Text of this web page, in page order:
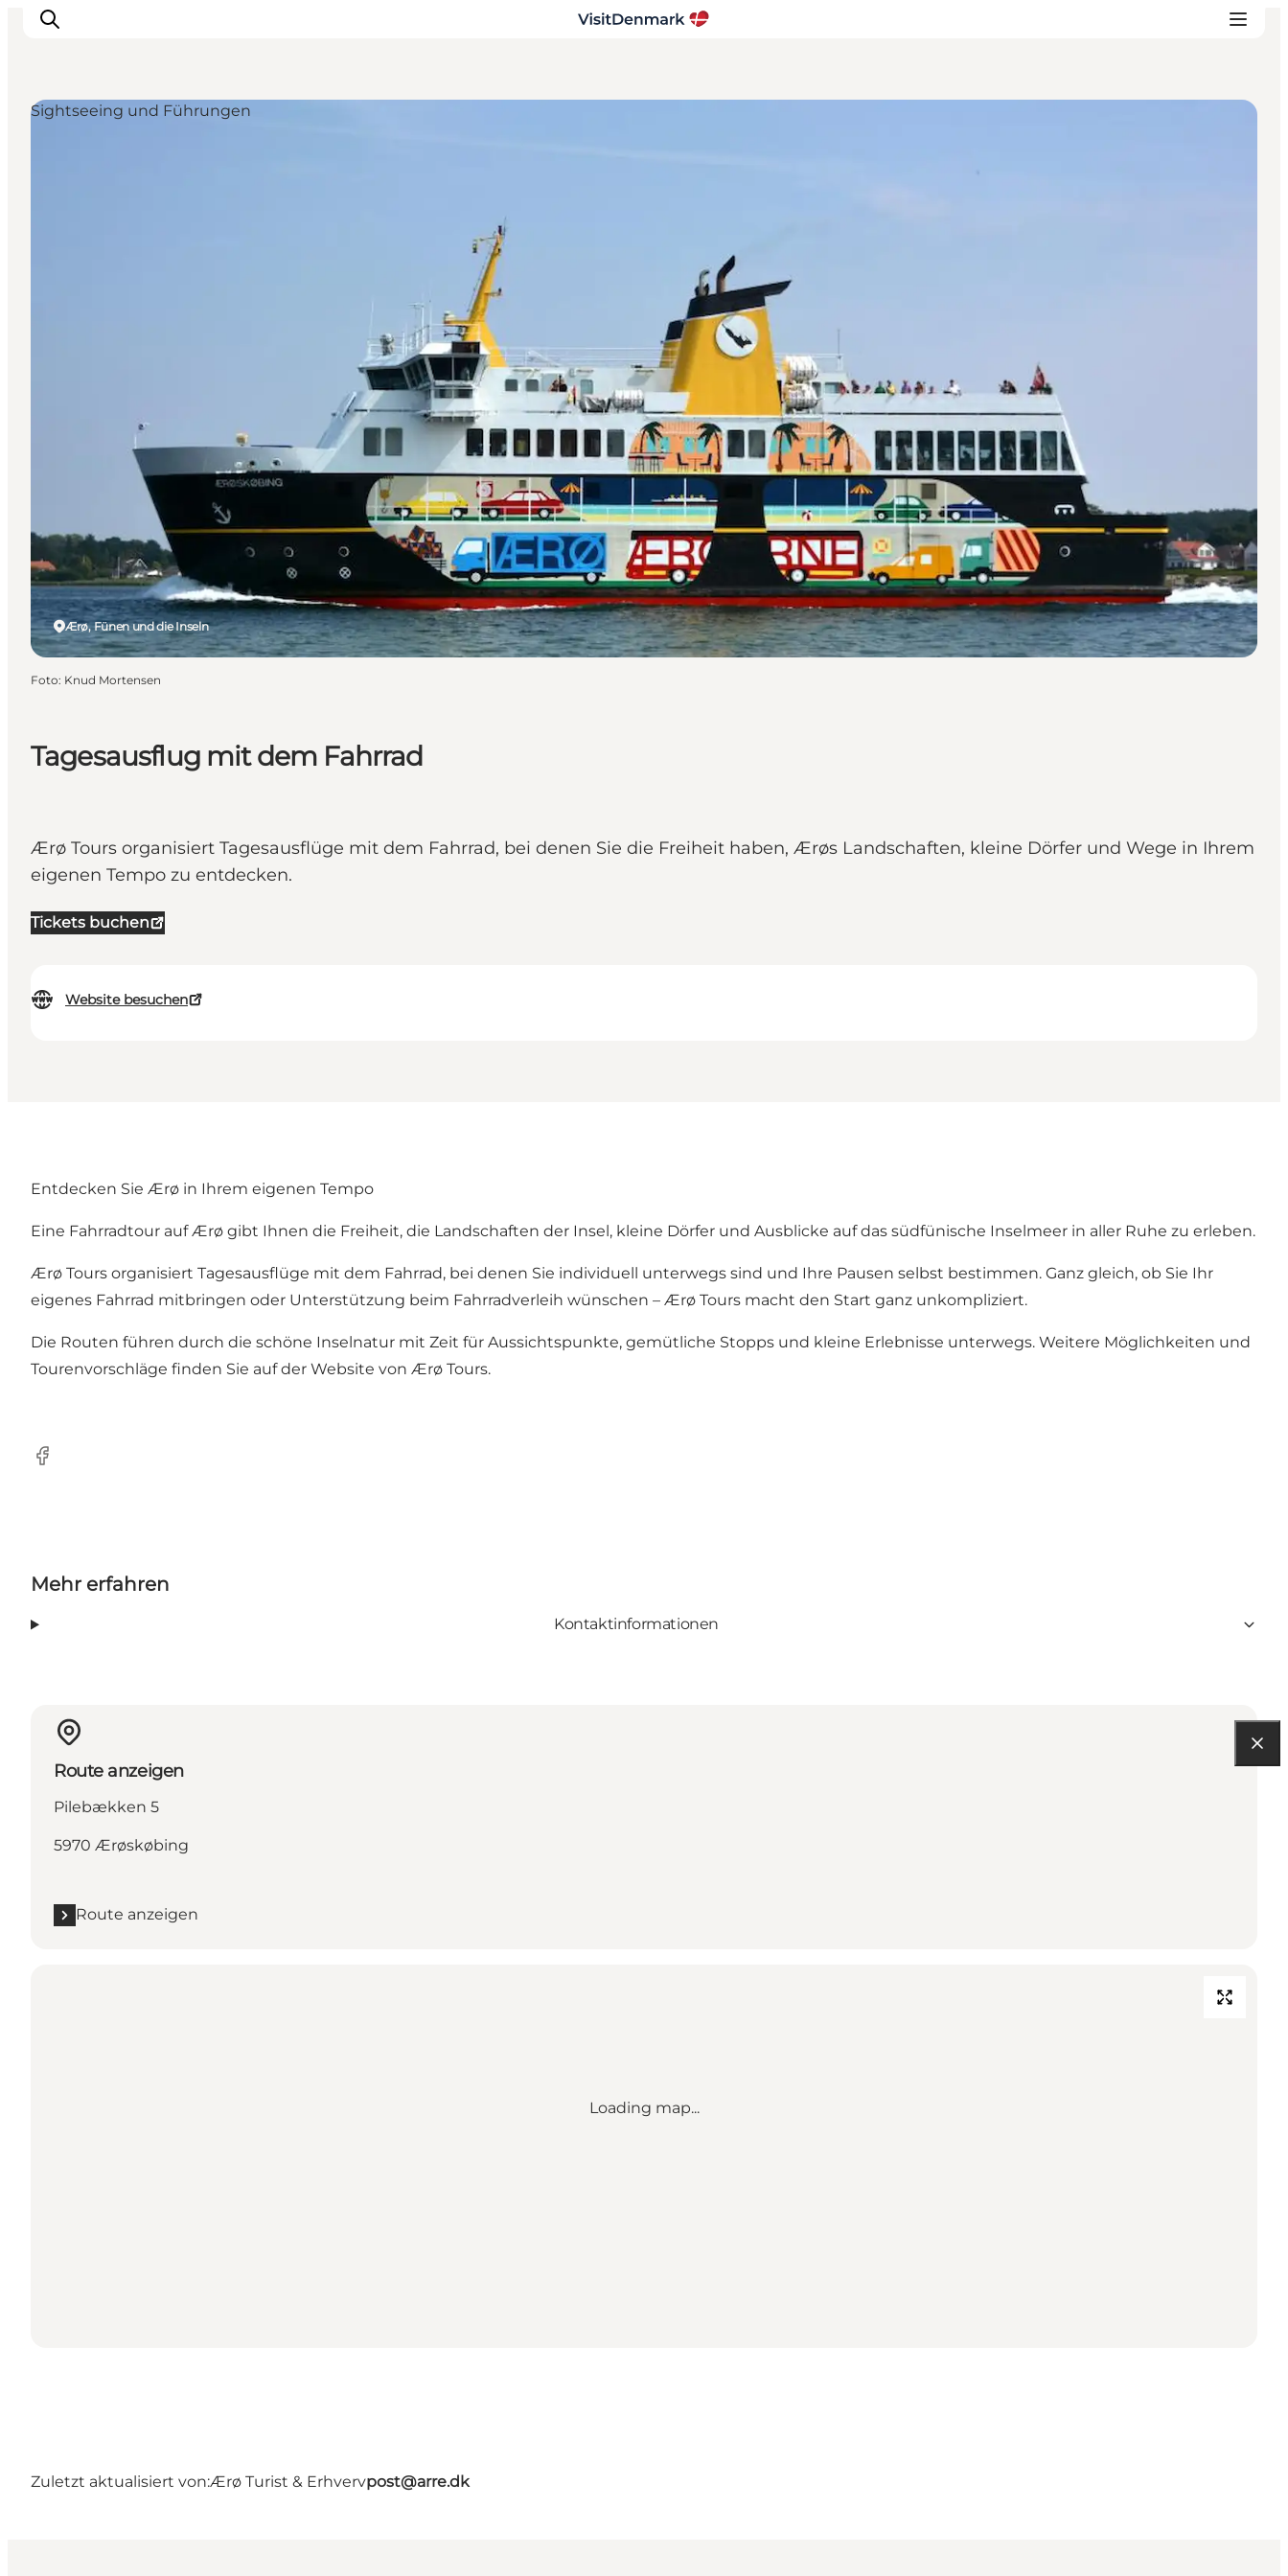
Tagesausflug mit dem Fahrrad
Ærø Tours organisiert Tagesausflüge mit dem Fahrrad, bei denen Sie die Freiheit haben, Ærøs Landschaften, kleine Dörfer und Wege in Ihrem
eigenen Tempo zu entdecken.
Tickets buchen
Website besuchen
Ærø, Fünen und die Inseln
Sightseeing und Führungen
Foto: Knud Mortensen
Entdecken Sie Ærø in Ihrem eigenen Tempo
Eine Fahrradtour auf Ærø gibt Ihnen die Freiheit, die Landschaften der Insel, kleine Dörfer und Ausblicke auf das südfünische Inselmeer in aller Ruhe zu erleben.
Ærø Tours organisiert Tagesausflüge mit dem Fahrrad, bei denen Sie individuell unterwegs sind und Ihre Pausen selbst bestimmen. Ganz gleich, ob Sie Ihr
eigenes Fahrrad mitbringen oder Unterstützung beim Fahrradverleih wünschen – Ærø Tours macht den Start ganz unkompliziert.
Die Routen führen durch die schöne Inselnatur mit Zeit für Aussichtspunkte, gemütliche Stopps und kleine Erlebnisse unterwegs. Weitere Möglichkeiten und
Tourenvorschläge finden Sie auf der Website von Ærø Tours.
Facebook
Mehr erfahren
Kontaktinformationen
Route anzeigen
Pilebækken 5
5970 Ærøskøbing
Route anzeigen
Loading map...
Zuletzt aktualisiert von:Ærø Turist & Erhvervpost@arre.dk